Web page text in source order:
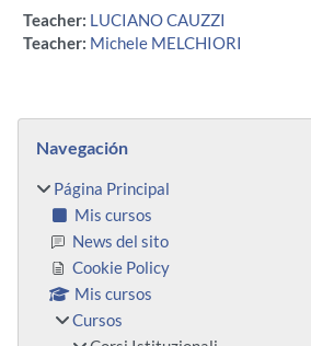
Teacher: LUCIANO CAUZZI
Teacher: Michele MELCHIORI
Bloques
Navegación
Página Principal
Mis cursos
News del sito
Cookie Policy
Mis cursos
Cursos